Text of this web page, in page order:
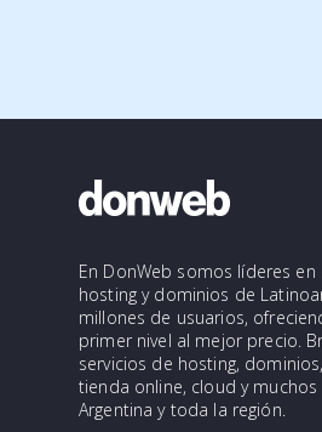
En DonWeb somos líderes en
hosting y dominios de
millones de usuarios,
primer nivel al mejor precio.
servicios de hosting,
tienda online, cloud y muchos
Argentina y toda la región.